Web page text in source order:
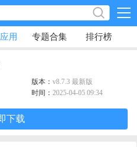
用 专题合集 排行榜
版本： v8.7.3 最新版
时间： 2025-04-05 09:34
下载